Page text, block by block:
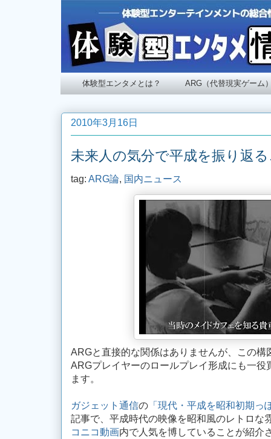
体験型エンタメとは？ ARG（代替現実ゲーム
2010年3月16日
未来人の気分で平成を振り返
tag: ARG論, 国内ニュース
ARGと直接的な関係はありませんが、この構
ARGプレイヤーのロールプレイ形成にも一役
ます。
ガジェット通信の 「現代・平成を昭和初期
記事で、平成時代の映像を昭和風のレトロな
コニコ動画内で人気を博していることが紹介